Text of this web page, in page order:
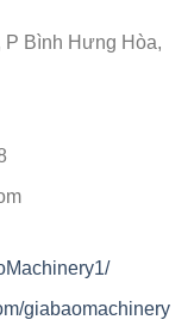
P Bình Hưng Hòa,
giabaomachinery